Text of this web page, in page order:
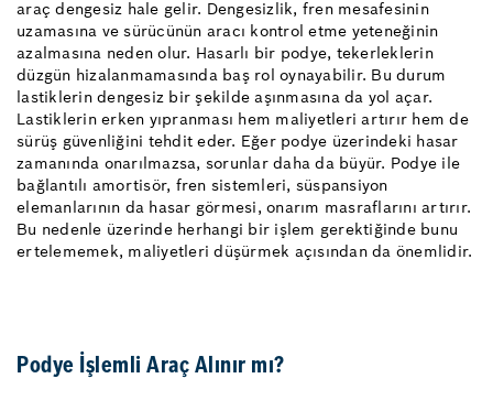
araç dengesiz hale gelir. Dengesizlik, fren mesafesinin
uzamasına ve sürücünün aracı kontrol etme yeteneğinin
azalmasına neden olur. Hasarlı bir podye, tekerleklerin
düzgün hizalanmamasında baş rol oynayabilir. Bu durum
lastiklerin dengesiz bir şekilde aşınmasına da yol açar.
Lastiklerin erken yıpranması hem maliyetleri artırır hem de
sürüş güvenliğini tehdit eder. Eğer podye üzerindeki hasar
zamanında onarılmazsa, sorunlar daha da büyür. Podye ile
bağlantılı amortisör, fren sistemleri, süspansiyon
elemanlarının da hasar görmesi, onarım masraflarını artırır.
Bu nedenle üzerinde herhangi bir işlem gerektiğinde bunu
ertelememek, maliyetleri düşürmek açısından da önemlidir.
Podye İşlemli Araç Alınır mı?